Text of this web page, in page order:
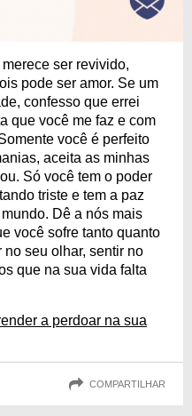
ser revivido,
pode ser amor. Se um
confesso que errei
que você me faz e com
você é perfeito
aceita as minhas
Só você tem o poder
triste e tem a paz
Dê a nós mais
você sofre tanto quanto
seu olhar, sentir no
que na sua vida falta
a perdoar na sua
COMPARTILHAR